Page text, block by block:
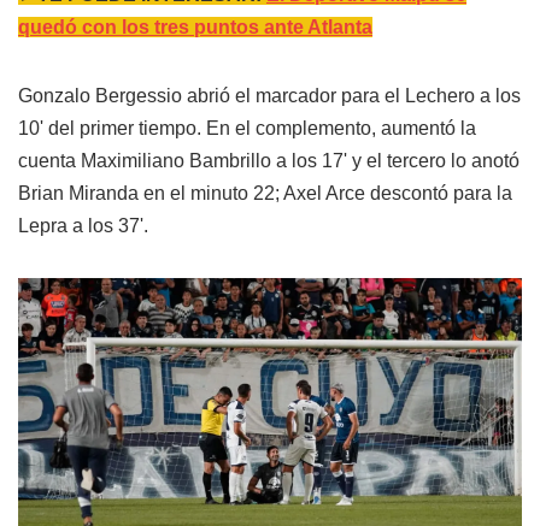
quedó con los tres puntos ante Atlanta
Gonzalo Bergessio abrió el marcador para el Lechero a los
10' del primer tiempo. En el complemento, aumentó la
cuenta Maximiliano Bambrillo a los 17' y el tercero lo anotó
Brian Miranda en el minuto 22; Axel Arce descontó para la
Lepra a los 37'.